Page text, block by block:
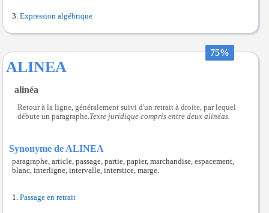
Expression algébrique
75%
ALINEA
alinéa
Retour à la ligne, généralement suivi d'un retrait à droite, par lequel
débute un paragraphe. Texte juridique compris entre deux alinéas.
Synonyme de ALINEA
paragraphe, article, passage, partie, papier, marchandise, espacement,
blanc, interligne, intervalle, interstice, marge.
Passage en retrait